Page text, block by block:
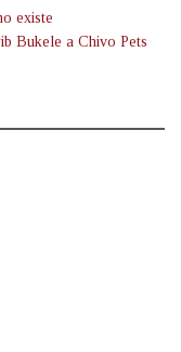
existe
Bukele a Chivo Pets